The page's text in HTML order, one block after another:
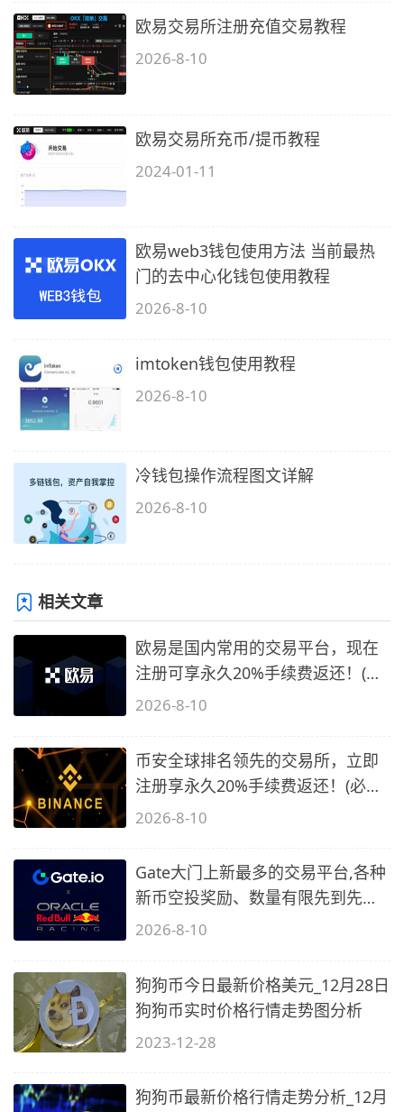
欧易交易所注册充值交易教程
2026-8-10
欧易交易所充币/提币教程
2024-01-11
欧易web3钱包使用方法 当前最热
门的去中心化钱包使用教程
2026-8-10
imtoken钱包使用教程
2026-8-10
冷钱包操作流程图文详解
2026-8-10
相关文章
欧易是国内常用的交易平台，现在
注册可享永久20%手续费返还！(必
备1)
2026-8-10
币安全球排名领先的交易所，立即
注册享永久20%手续费返还！(必备
2)
2026-8-10
Gate大门上新最多的交易平台,各种
新币空投奖励、数量有限先到先
得…
2026-8-10
狗狗币今日最新价格美元_12月28日
狗狗币实时价格行情走势图分析
2023-12-28
狗狗币最新价格行情走势分析_12月